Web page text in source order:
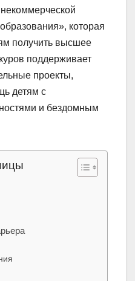
которая
получить высшее
поддерживает
проекты,
детям с
и бездомным